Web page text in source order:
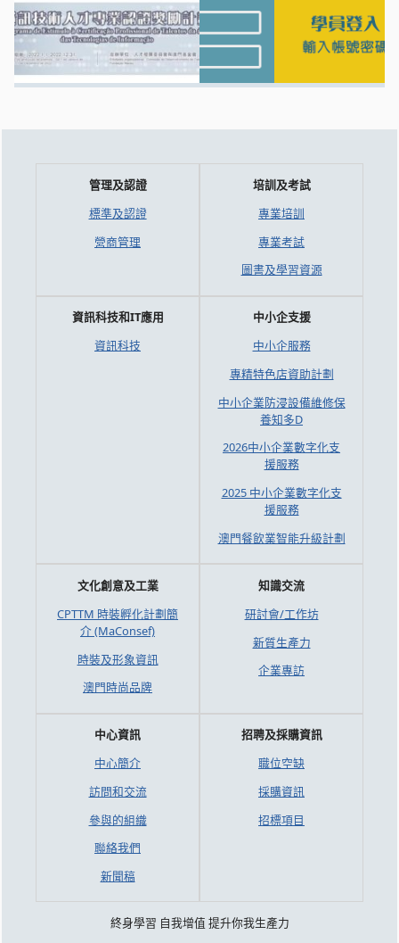
管理及認證
標準及認證
營商管理
培訓及考試
專業培訓
專業考試
圖書及學習資源
資訊科技和IT應用
資訊科技
中小企支援
中小企服務
專精特色店資助計劃
中小企業防浸設備維修保
養知多D
2026中小企業數字化支
援服務
2025 中小企業數字化支
援服務
澳門餐飲業智能升級計劃
文化創意及工業
CPTTM 時裝孵化計劃簡
介 (MaConsef)
時裝及形象資訊
澳門時尚品牌
知識交流
研討會/工作坊
新質生產力
企業專訪
中心資訊
中心簡介
訪問和交流
參與的組織
聯絡我們
新聞稿
招聘及採購資訊
職位空缺
採購資訊
招標項目
終身學習 自我增值 提升你我生產力